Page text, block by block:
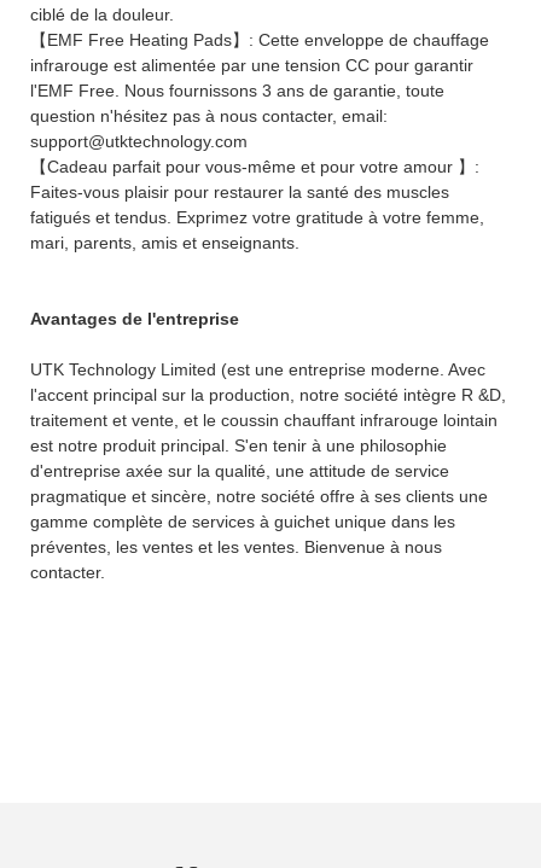
ciblé de la douleur.
【EMF Free Heating Pads】: Cette enveloppe de chauffage
infrarouge est alimentée par une tension CC pour garantir
l'EMF Free. Nous fournissons 3 ans de garantie, toute
question n'hésitez pas à nous contacter, email:
support@utktechnology.com
【Cadeau parfait pour vous-même et pour votre amour 】:
Faites-vous plaisir pour restaurer la santé des muscles
fatigués et tendus. Exprimez votre gratitude à votre femme,
mari, parents, amis et enseignants.
Avantages de l'entreprise
UTK Technology Limited (est une entreprise moderne. Avec
l'accent principal sur la production, notre société intègre R &D,
traitement et vente, et le coussin chauffant infrarouge lointain
est notre produit principal. S'en tenir à une philosophie
d'entreprise axée sur la qualité, une attitude de service
pragmatique et sincère, notre société offre à ses clients une
gamme complète de services à guichet unique dans les
préventes, les ventes et les ventes. Bienvenue à nous
contacter.